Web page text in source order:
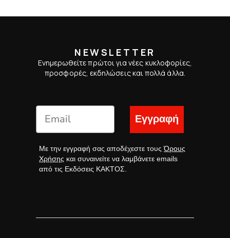
NEWSLETTER
Ενημερωθείτε πρώτοι για νέες κυκλοφορίες,
προσφορές, εκδηλώσεις και πολλά άλλα.
Εγγραφή
Με την εγγραφή σας αποδέχεστε τουςΌρους
Χρήσης και συναινείτε να λαμβάνετε emails
από τις Εκδόσεις ΚΑΚΤΟΣ.